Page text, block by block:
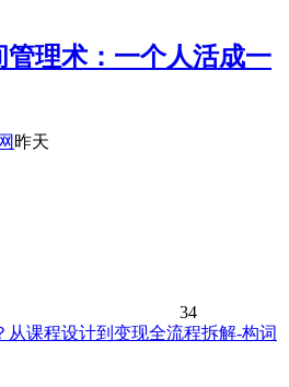
管理术：一个人活成一
昨天
34